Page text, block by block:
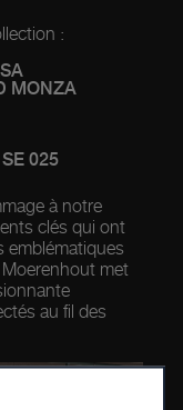
:
MONZA
025
à notre
clés qui ont
emblématiques
met
au fil des